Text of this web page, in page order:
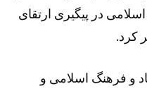
در پیگیری ارتقای
کرد.
و فرهنگ اسلامی و